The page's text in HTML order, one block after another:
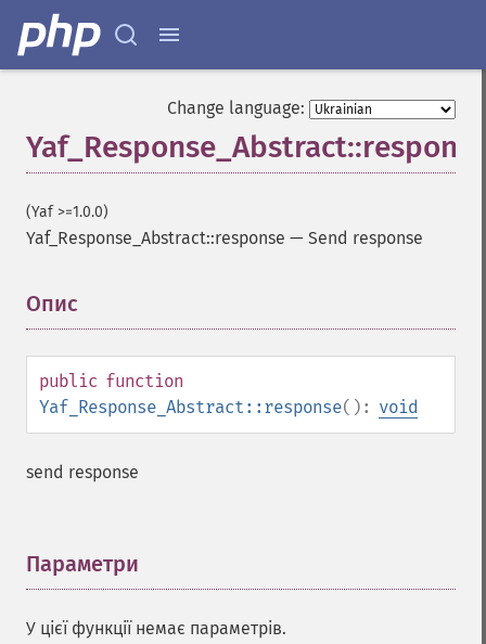
Change language:
(Yaf >=1.0.0)
Yaf_Response_Abstract::response — Send response
Опис
public function
Yaf_Response_Abstract::response(): void
send response
Параметри
У цієї функції немає параметрів.